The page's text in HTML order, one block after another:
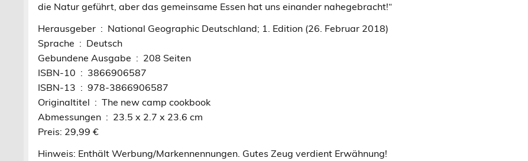
die Natur geführt, aber das gemeinsame Essen hat uns einander nahegebracht!“
Herausgeber ‏ : ‎ National Geographic Deutschland; 1. Edition (26. Februar 2018)
Sprache ‏ : ‎ Deutsch
Gebundene Ausgabe ‏ : ‎ 208 Seiten
ISBN-10 ‏ : ‎ 3866906587
ISBN-13 ‏ : ‎ 978-3866906587
Originaltitel ‏ : ‎ The new camp cookbook
Abmessungen ‏ : ‎ 23.5 x 2.7 x 23.6 cm
Preis: 29,99 €
Hinweis: Enthält Werbung/Markennennungen. Gutes Zeug verdient Erwähnung!